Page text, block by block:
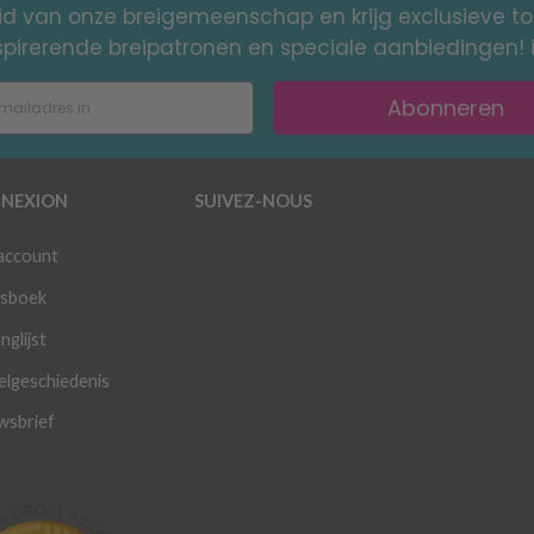
van onze breigemeenschap en krijg exclusieve
breipatronen en speciale aanbiedingen!
Abonneren
SUIVEZ-NOUS